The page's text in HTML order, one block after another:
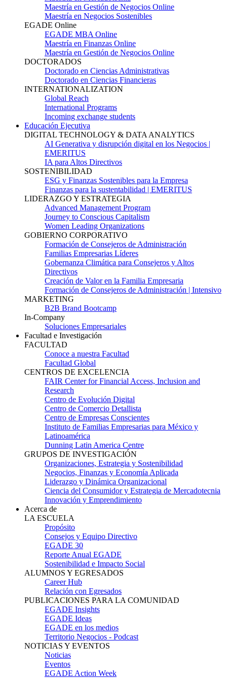
Maestría en Gestión de Negocios Online
Maestría en Negocios Sostenibles
EGADE Online
EGADE MBA Online
Maestría en Finanzas Online
Maestría en Gestión de Negocios Online
DOCTORADOS
Doctorado en Ciencias Administrativas
Doctorado en Ciencias Financieras
INTERNATIONALIZATION
Global Reach
International Programs
Incoming exchange students
Educación Ejecutiva
DIGITAL TECHNOLOGY & DATA ANALYTICS
AI Generativa y disrupción digital en los Negocios |
EMERITUS
IA para Altos Directivos
SOSTENIBILIDAD
ESG y Finanzas Sostenibles para la Empresa
Finanzas para la sustentabilidad | EMERITUS
LIDERAZGO Y ESTRATEGIA
Advanced Management Program
Journey to Conscious Capitalism
Women Leading Organizations
GOBIERNO CORPORATIVO
Formación de Consejeros de Administración
Familias Empresarias Líderes
Gobernanza Climática para Consejeros y Altos
Directivos
Creación de Valor en la Familia Empresaria
Formación de Consejeros de Administración | Intensivo
MARKETING
B2B Brand Bootcamp
In-Company
Soluciones Empresariales
Facultad e Investigación
FACULTAD
Conoce a nuestra Facultad
Facultad Global
CENTROS DE EXCELENCIA
FAIR Center for Financial Access, Inclusion and
Research
Centro de Evolución Digital
Centro de Comercio Detallista
Centro de Empresas Conscientes
Instituto de Familias Empresarias para México y
Latinoamérica
Dunning Latin America Centre
GRUPOS DE INVESTIGACIÓN
Organizaciones, Estrategia y Sostenibilidad
Negocios, Finanzas y Economía Aplicada
Liderazgo y Dinámica Organizacional
Ciencia del Consumidor y Estrategia de Mercadotecnia
Innovación y Emprendimiento
Acerca de
LA ESCUELA
Propósito
Consejos y Equipo Directivo
EGADE 30
Reporte Anual EGADE
Sostenibilidad e Impacto Social
ALUMNOS Y EGRESADOS
Career Hub
Relación con Egresados
PUBLICACIONES PARA LA COMUNIDAD
EGADE Insights
EGADE Ideas
EGADE en los medios
Territorio Negocios - Podcast
NOTICIAS Y EVENTOS
Noticias
Eventos
EGADE Action Week